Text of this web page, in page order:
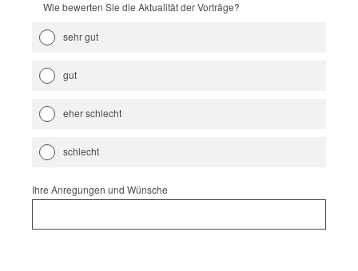
Wie bewerten Sie die Aktualität der Vorträge?
sehr gut
gut
eher schlecht
schlecht
Ihre Anregungen und Wünsche